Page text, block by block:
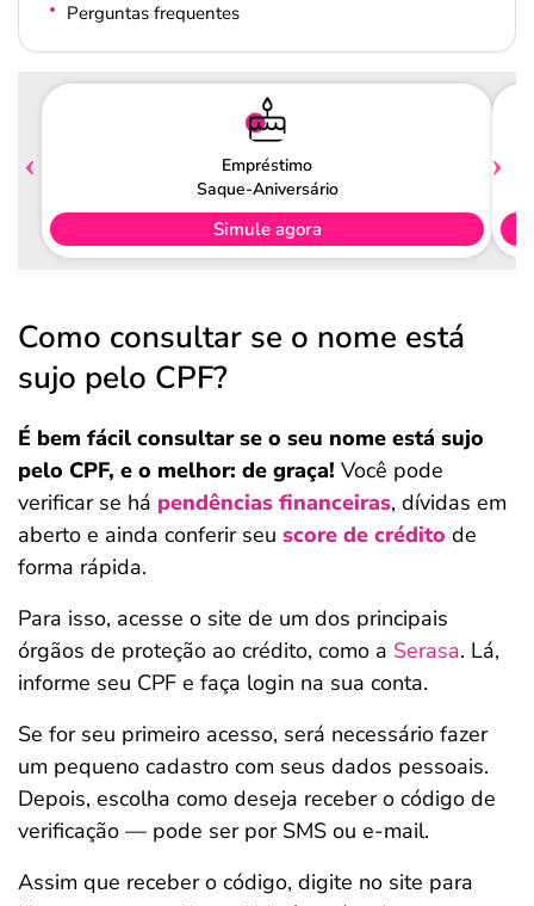
Perguntas frequentes
Empréstimo
Saque-Aniversário
Simule agora
Como consultar se o nome está
sujo pelo CPF?
É bem fácil consultar se o seu nome está sujo
pelo CPF, e o melhor: de graça! Você pode
verificar se há pendências financeiras, dívidas em
aberto e ainda conferir seu score de crédito de
forma rápida.
Para isso, acesse o site de um dos principais
órgãos de proteção ao crédito, como a Serasa. Lá,
informe seu CPF e faça login na sua conta.
Se for seu primeiro acesso, será necessário fazer
um pequeno cadastro com seus dados pessoais.
Depois, escolha como deseja receber o código de
verificação — pode ser por SMS ou e-mail.
Assim que receber o código, digite no site para